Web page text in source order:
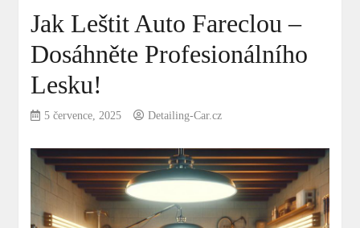
Jak Leštit Auto Fareclou –
Dosáhněte Profesionálního
Lesku!
5 července, 2025 Detailing-Car.cz